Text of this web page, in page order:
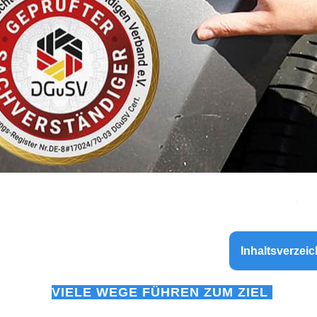
VIELE WEGE FÜHREN ZUM ZIEL